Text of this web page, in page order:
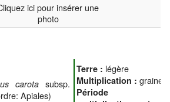
ici pour insérer une
photo
carotasubsp.
Apiales)
Terre : légère
Multiplication : graines
Période